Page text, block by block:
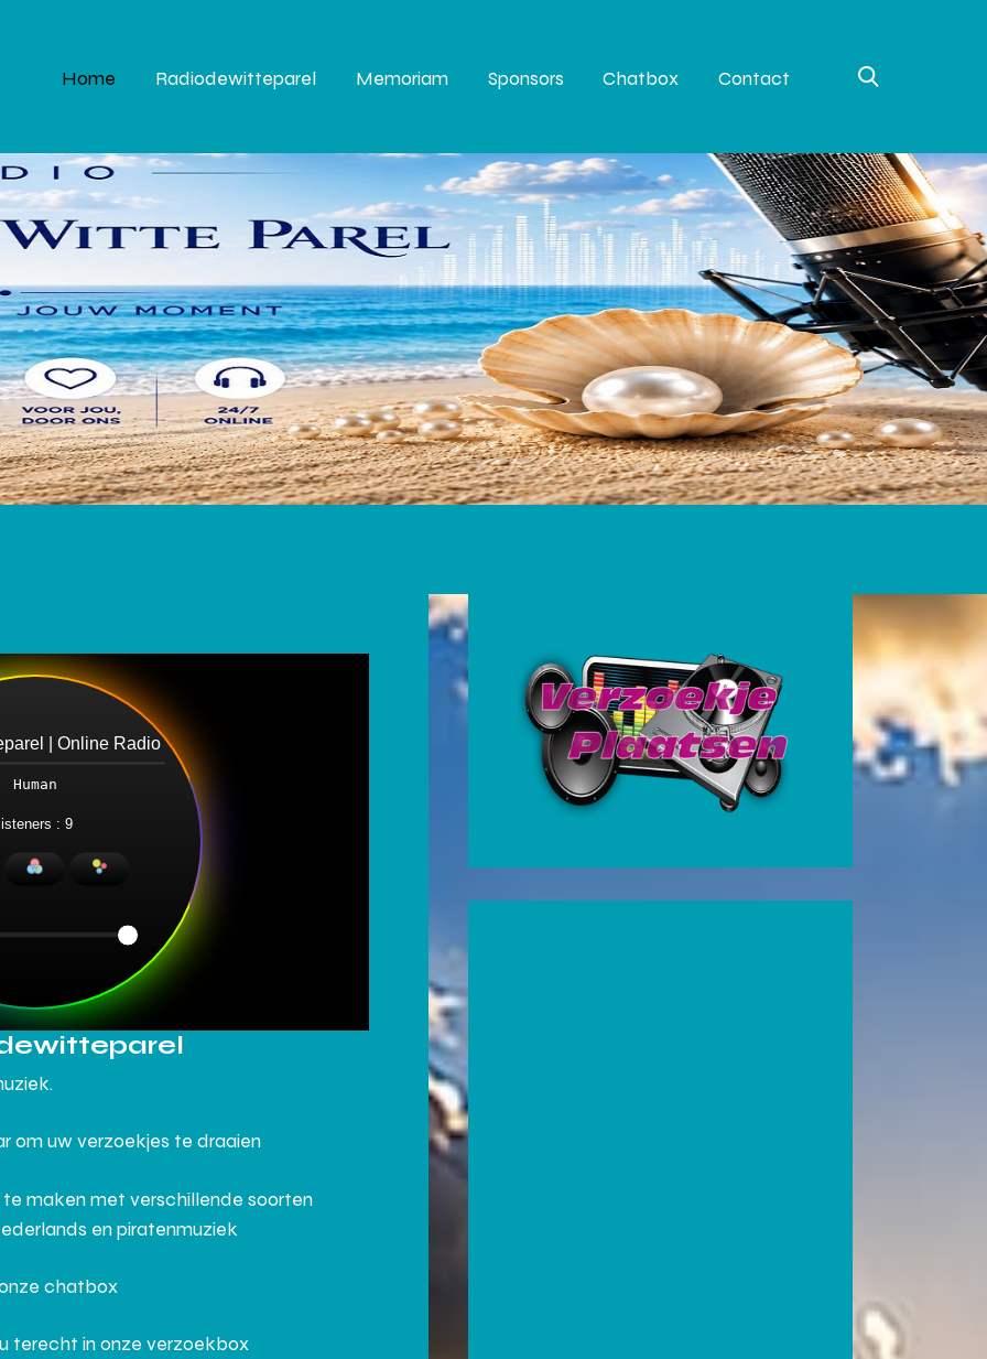
Home Radiodewitteparel Memoriam Sponsors Chatbox Contact
om uw verzoekjes te draaien
maken met verschillende soorten
en piratenmuziek
chatbox
terecht in onze verzoekbox